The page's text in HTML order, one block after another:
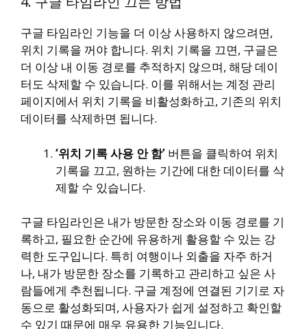
구글 타임라인 기능을 더 이상 사용하지 않으려면,
위치 기록을 꺼야 합니다. 위치 기록을 끄면, 구글은
더 이상 내 이동 경로를 추적하지 않으며, 해당 데이
터도 삭제할 수 있습니다. 이를 위해서는 계정 관리
페이지에서 위치 기록을 비활성화하고, 기존의 위치
데이터를 삭제하면 됩니다.
‘위치 기록 사용 안 함’ 버튼을 클릭하여 위치
기록을 끄고, 원하는 기간에 대한 데이터를 삭
제할 수 있습니다.
구글 타임라인은 내가 방문한 장소와 이동 경로를 기
록하고, 필요한 순간에 유용하게 활용할 수 있는 강
력한 도구입니다. 특히 여행이나 외출을 자주 하거
나, 내가 방문한 장소를 기록하고 관리하고 싶은 사
람들에게 추천됩니다. 구글 계정에 연결된 기기로 자
동으로 활성화되며, 사용자가 쉽게 설정하고 확인할
수 있기 때문에 매우 유용한 기능입니다.